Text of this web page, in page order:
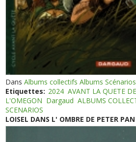
DansAlbums collectifs Albums Scénarios
Etiquettes: 2024 AVANT LA QUETE
L'OMEGON Dargaud ALBUMS
SCENARIOS
LOISEL DANS L' OMBRE DE PETER PAN